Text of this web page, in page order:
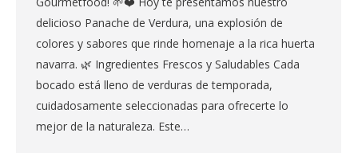
delicioso Panache de Verdura, una explosión de
colores y sabores que rinde homenaje a la rica huerta
navarra. 🌿 Ingredientes Frescos y Saludables Cada
bocado está lleno de verduras de temporada,
cuidadosamente seleccionadas para ofrecerte lo
mejor de la naturaleza. Este…